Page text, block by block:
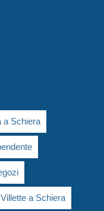
a Schiera
Villette a Schiera